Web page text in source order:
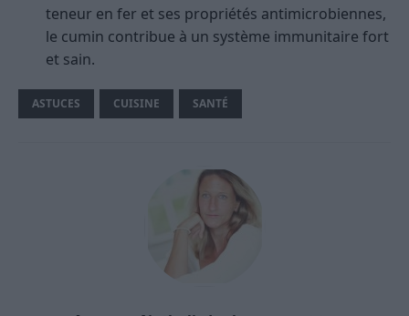
teneur en fer et ses propriétés antimicrobiennes,
le cumin contribue à un système immunitaire fort
et sain.
ASTUCES CUISINE SANTÉ